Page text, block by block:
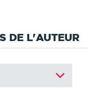
DE L'AUTEUR